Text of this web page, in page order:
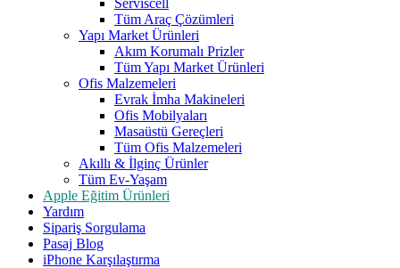
Serviscell
Tüm Araç Çözümleri
Yapı Market Ürünleri
Akım Korumalı Prizler
Tüm Yapı Market Ürünleri
Ofis Malzemeleri
Evrak İmha Makineleri
Ofis Mobilyaları
Masaüstü Gereçleri
Tüm Ofis Malzemeleri
Akıllı & İlginç Ürünler
Tüm Ev-Yaşam
Apple Eğitim Ürünleri
Yardım
Sipariş Sorgulama
Pasaj Blog
iPhone Karşılaştırma